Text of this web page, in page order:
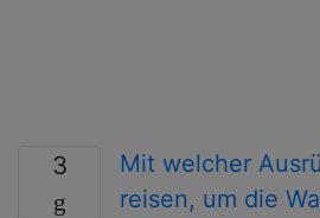
3
Mit welcher
reisen, um die